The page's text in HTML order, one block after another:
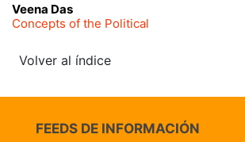
Veena Das
Concepts of the Political
Volver al índice
FEEDS DE INFORMACIÓN